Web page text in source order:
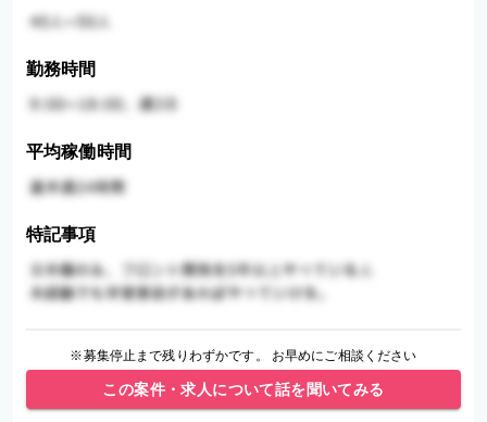
勤務時間
平均稼働時間
特記事項
※募集停止まで残りわずかです。 お早めにご相談ください
この案件・求人について話を聞いてみる